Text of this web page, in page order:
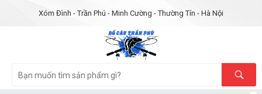
Xóm Đình - Trần Phú - Minh Cường - Thường Tín - Hà Nội